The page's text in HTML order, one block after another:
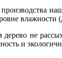
влажности
не
и